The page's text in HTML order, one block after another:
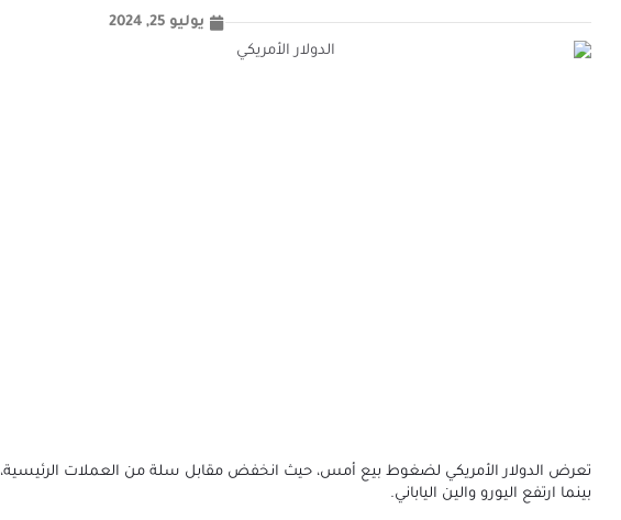
يوليو 25, 2024
تعرض الدولار الأمريكي لضغوط بيع أمس، حيث انخفض مقابل سلة من العملات الرئيسية،
بينما ارتفع اليورو والين الياباني.